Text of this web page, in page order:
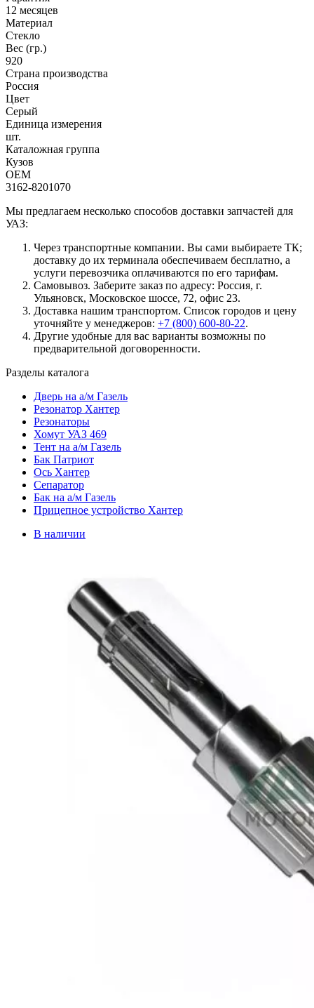
12 месяцев
Материал
Стекло
Вес (гр.)
920
Страна производства
Россия
Цвет
Серый
Единица измерения
шт.
Каталожная группа
Кузов
OEM
3162-8201070
Мы предлагаем несколько способов доставки запчастей для
УАЗ:
Через транспортные компании. Вы сами выбираете ТК;
доставку до их терминала обеспечиваем бесплатно, а
услуги перевозчика оплачиваются по его тарифам.
Самовывоз. Заберите заказ по адресу: Россия, г.
Ульяновск, Московское шоссе, 72, офис 23.
Доставка нашим транспортом. Список городов и цену
уточняйте у менеджеров: +7 (800) 600-80-22.
Другие удобные для вас варианты возможны по
предварительной договоренности.
Разделы каталога
Дверь на а/м Газель
Резонатор Хантер
Резонаторы
Хомут УАЗ 469
Тент на а/м Газель
Бак Патриот
Ось Хантер
Сепаратор
Бак на а/м Газель
Прицепное устройство Хантер
В наличии